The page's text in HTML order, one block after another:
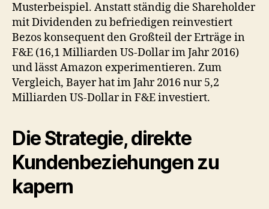
Musterbeispiel. Anstatt ständig die Shareholder
mit Dividenden zu befriedigen reinvestiert
Bezos konsequent den Großteil der Erträge in
F&E (16,1 Milliarden US-Dollar im Jahr 2016)
und lässt Amazon experimentieren. Zum
Vergleich, Bayer hat im Jahr 2016 nur 5,2
Milliarden US-Dollar in F&E investiert.
Die Strategie, direkte
Kundenbeziehungen zu
kapern